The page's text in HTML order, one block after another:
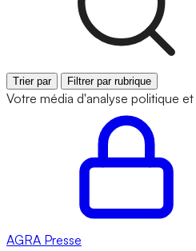
Trier par Filtrer par rubrique
Votre média d'analyse politique
AGRA Presse